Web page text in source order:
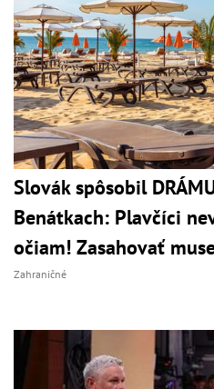
Slovák spôsobil
Benátkach: Plavčíci
očiam! Zasahovať
Zahraničné